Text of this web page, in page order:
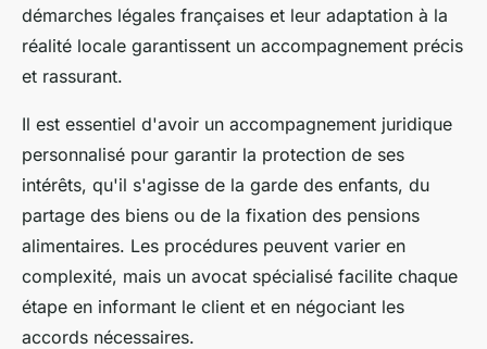
démarches légales françaises et leur adaptation à la
réalité locale garantissent un accompagnement précis
et rassurant.
Il est essentiel d'avoir un accompagnement juridique
personnalisé pour garantir la protection de ses
intérêts, qu'il s'agisse de la garde des enfants, du
partage des biens ou de la fixation des pensions
alimentaires. Les procédures peuvent varier en
complexité, mais un avocat spécialisé facilite chaque
étape en informant le client et en négociant les
accords nécessaires.